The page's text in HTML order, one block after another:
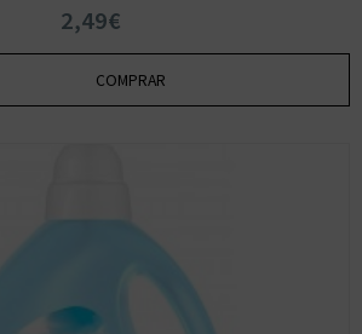
2,49€
COMPRAR